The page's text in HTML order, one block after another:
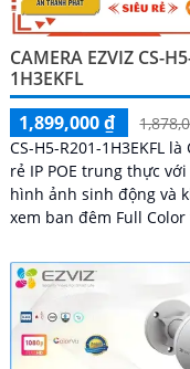
CAMERA EZVIZ CS-
1H3EKFL
1,899,000 ₫
CS-H5-R201-1H3EKFL
rẻ IP POE trung thực
hình ảnh sinh động và
xem ban đêm Full
trộm hiệu quả giá rẻ và
độ phân giải 3